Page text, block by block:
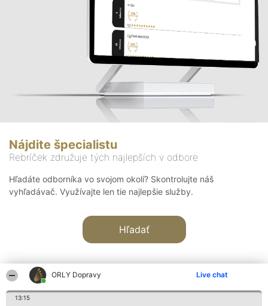
ORLY Dopravy Live chat
13:15
Nájdite špecialistu
Rebríček združuje tých najlepších v odbore
Hľadáte odborníka vo svojom okolí? Skontrolujte náš
vyhľadávač. Využívajte len tie najlepšie služby.
Hľadať